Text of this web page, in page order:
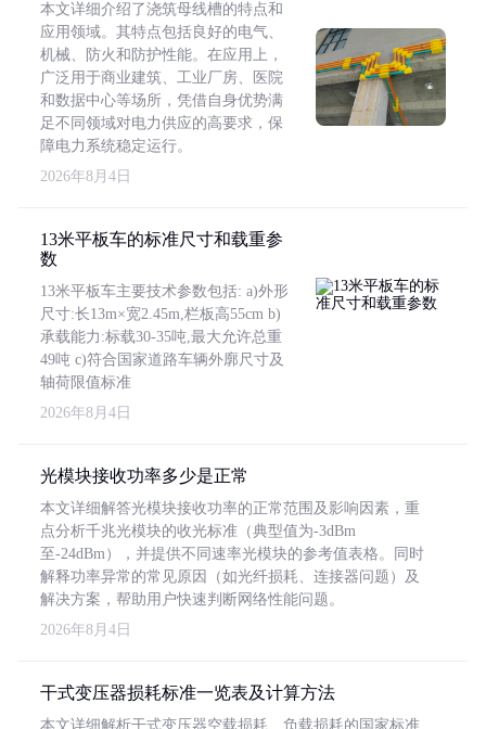
本文详细介绍了浇筑母线槽的特点和
应用领域。其特点包括良好的电气、
机械、防火和防护性能。在应用上，
广泛用于商业建筑、工业厂房、医院
和数据中心等场所，凭借自身优势满
足不同领域对电力供应的高要求，保
障电力系统稳定运行。
2026年8月4日
13米平板车的标准尺寸和载重参
数
13米平板车主要技术参数包括: a)外形
尺寸:长13m×宽2.45m,栏板高55cm b)
承载能力:标载30-35吨,最大允许总重
49吨 c)符合国家道路车辆外廓尺寸及
轴荷限值标准
2026年8月4日
光模块接收功率多少是正常
本文详细解答光模块接收功率的正常范围及影响因素，重
点分析千兆光模块的收光标准（典型值为-3dBm
至-24dBm），并提供不同速率光模块的参考值表格。同时
解释功率异常的常见原因（如光纤损耗、连接器问题）及
解决方案，帮助用户快速判断网络性能问题。
2026年8月4日
干式变压器损耗标准一览表及计算方法
本文详细解析干式变压器空载损耗、负载损耗的国家标准